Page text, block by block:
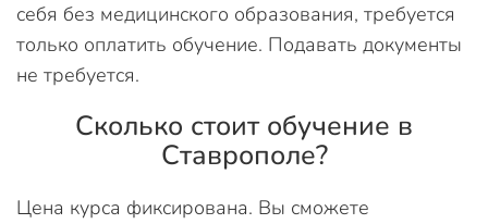
себя без медицинского образования, требуется
только оплатить обучение. Подавать документы
не требуется.
Сколько стоит обучение в
Ставрополе?
Цена курса фиксирована. Вы сможете